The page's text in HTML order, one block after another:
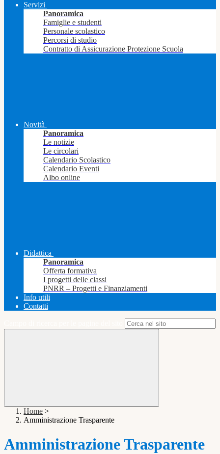
Servizi
Panoramica
Famiglie e studenti
Personale scolastico
Percorsi di studio
Contratto di Assicurazione Protezione Scuola
Novità
Panoramica
Le notizie
Le circolari
Calendario Scolastico
Calendario Eventi
Albo online
Didattica
Panoramica
Offerta formativa
I progetti delle classi
PNRR – Progetti e Finanziamenti
Info utili
Contatti
Home >
Amministrazione Trasparente
Amministrazione Trasparente